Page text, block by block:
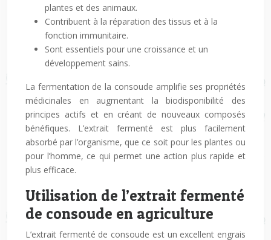
plantes et des animaux.
Contribuent à la réparation des tissus et à la
fonction immunitaire.
Sont essentiels pour une croissance et un
développement sains.
La fermentation de la consoude amplifie ses propriétés
médicinales en augmentant la biodisponibilité des
principes actifs et en créant de nouveaux composés
bénéfiques. L’extrait fermenté est plus facilement
absorbé par l’organisme, que ce soit pour les plantes ou
pour l’homme, ce qui permet une action plus rapide et
plus efficace.
Utilisation de l’extrait fermenté
de consoude en agriculture
L’extrait fermenté de consoude est un excellent engrais